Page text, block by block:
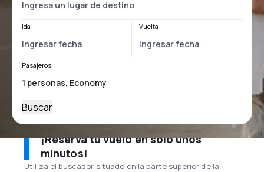
Ida Vuelta
Pasajeros
Buscar
¡Reserva tu vuelo en solo unos
minutos!
Utiliza el buscador situado en la parte superior de la